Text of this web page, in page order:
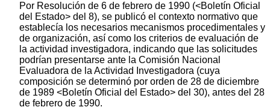
Por Resolución de 6 de febrero de 1990 (<Boletín Oficial
del Estado> del 8), se publicó el contexto normativo que
establecía los necesarios mecanismos procedimentales y
de organización, así como los criterios de evaluación de
la actividad investigadora, indicando que las solicitudes
podrían presentarse ante la Comisión Nacional
Evaluadora de la Actividad Investigadora (cuya
composición se determinó por orden de 28 de diciembre
de 1989 <Boletín Oficial del Estado> del 30), antes del 28
de febrero de 1990.